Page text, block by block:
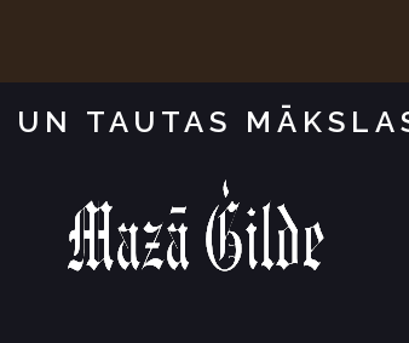
UN TAUTAS